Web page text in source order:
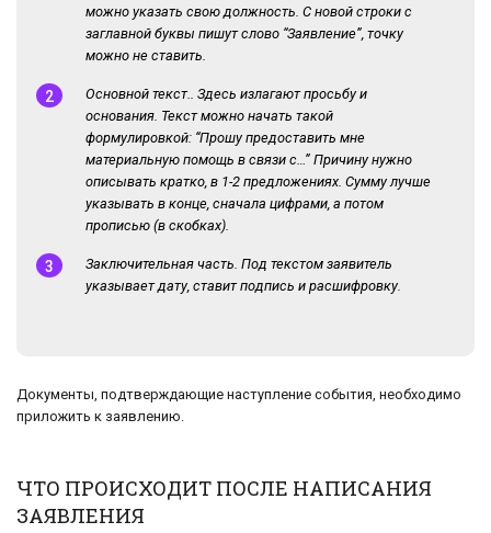
можно указать свою должность. С новой строки с
заглавной буквы пишут слово “Заявление”, точку
можно не ставить.
Основной текст.. Здесь излагают просьбу и
основания. Текст можно начать такой
формулировкой: “Прошу предоставить мне
материальную помощь в связи с…” Причину нужно
описывать кратко, в 1-2 предложениях. Сумму лучше
указывать в конце, сначала цифрами, а потом
прописью (в скобках).
Заключительная часть. Под текстом заявитель
указывает дату, ставит подпись и расшифровку.
Документы, подтверждающие наступление события, необходимо
приложить к заявлению.
ЧТО ПРОИСХОДИТ ПОСЛЕ НАПИСАНИЯ
ЗАЯВЛЕНИЯ